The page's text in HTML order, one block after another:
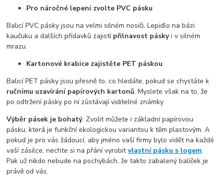
Pro náročné lepení zvolte PVC pásku
Balicí PVC pásky jsou na velmi silném nosiči. Lepidlo na bázi
kaučuku a dalších přídavků zajistí přilnavost páskyi v silném
mrazu.
Kartonové krabice zajistěte PET páskou
Balicí PET pásky jsou přesně to, co hledáte, pokud se chystáte k
ručnímu uzavírání papírových kartonů. Myslete však na to, že
po odtržení pásky po ní zůstávají viditelné známky.
Výběr pásek je bohatý. Zvolit můžete i základní papírovou
pásku, která je funkční ekologickou variantou k těm plastovým. A
pokud je pro vás žádoucí, aby jméno vaší firmy bylo vidět na každé
vaší zásilce, nechte si na přání vyrobitvlastní pásku s logem.
Pak už nikdo nebude na pochybách, že takto zabalený balíček je
právě od vás.